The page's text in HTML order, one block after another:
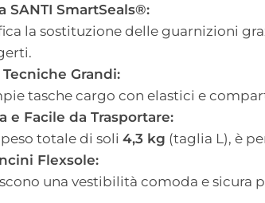
SANTI SmartSeals®:
la sostituzione delle guarnizioni
Tecniche Grandi:
tasche cargo con elastici e
e Facile da Trasportare:
totale di soli 4,3 kg (taglia L), è
Flexsole:
una vestibilità comoda e sicura